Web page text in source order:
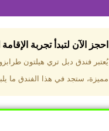
احجز الآن لتبدأ تجربة
يُعتبر فندق دبل تري هيلتون
مميزة، ستجد في هذا الفندق ما